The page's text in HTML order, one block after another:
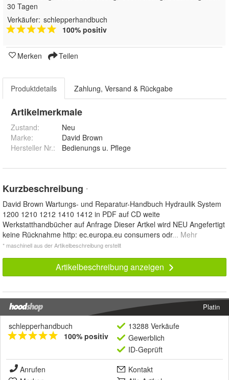
30 Tagen
Verkäufer: schlepperhandbuch
100% positiv
Merken Teilen
Produktdetails Zahlung, Versand & Rückgabe
Artikelmerkmale
Zustand:
Neu
Marke:
David Brown
Hersteller Nr.:
Bedienungs u. Pflege
Kurzbeschreibung *
David Brown Wartungs- und Reparatur-Handbuch Hydraulik System
1200 1210 1212 1410 1412 in PDF auf CD weite
Werkstatthandbücher auf Anfrage Dieser Artkel wird NEU Angefertigt
keine Rücknahme http: ec.europa.eu consumers odr... Mehr
* maschinell aus der Artikelbeschreibung erstellt
Artikelbeschreibung anzeigen
Platin
schlepperhandbuch
100% positiv
13288 Verkäufe
Gewerblich
ID-Geprüft
Anrufen
Kontakt